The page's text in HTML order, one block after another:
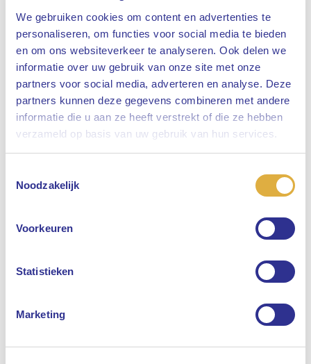
We gebruiken cookies om content en advertenties te
personaliseren, om functies voor social media te bieden
en om ons websiteverkeer te analyseren. Ook delen we
informatie over uw gebruik van onze site met onze
partners voor social media, adverteren en analyse. Deze
partners kunnen deze gegevens combineren met andere
informatie die u aan ze heeft verstrekt of die ze hebben
verzameld op basis van uw gebruik van hun services.
Noodzakelijk
Voorkeuren
Statistieken
Marketing
Sluiten
zoekopdracht.
Belangrijke
onze vacatures